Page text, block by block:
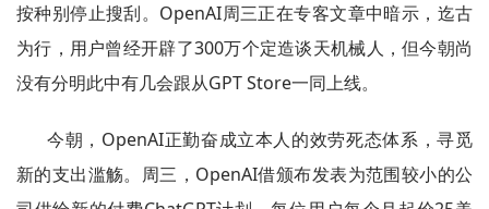
按种别停止搜刮。OpenAI周三正在专客文章中暗示，迄古
为行，用户曾经开辟了300万个定造谈天机械人，但今朝尚
没有分明此中有几会跟从GPT Store一同上线。
今朝，OpenAI正勤奋成立本人的效劳死态体系，寻觅
新的支出滥觞。周三，OpenAI借颁布发表为范围较小的公